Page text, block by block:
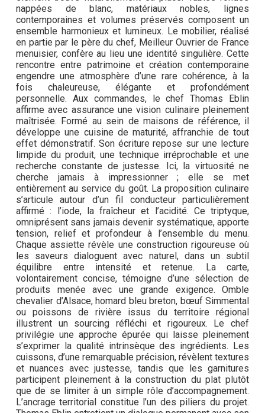
nappées de blanc, matériaux nobles, lignes
contemporaines et volumes préservés composent un
ensemble harmonieux et lumineux. Le mobilier, réalisé
en partie par le père du chef, Meilleur Ouvrier de France
menuisier, confère au lieu une identité singulière. Cette
rencontre entre patrimoine et création contemporaine
engendre une atmosphère d’une rare cohérence, à la
fois chaleureuse, élégante et profondément
personnelle. Aux commandes, le chef Thomas Eblin
affirme avec assurance une vision culinaire pleinement
maîtrisée. Formé au sein de maisons de référence, il
développe une cuisine de maturité, affranchie de tout
effet démonstratif. Son écriture repose sur une lecture
limpide du produit, une technique irréprochable et une
recherche constante de justesse. Ici, la virtuosité ne
cherche jamais à impressionner ; elle se met
entièrement au service du goût. La proposition culinaire
s’articule autour d’un fil conducteur particulièrement
affirmé : l’iode, la fraîcheur et l’acidité. Ce triptyque,
omniprésent sans jamais devenir systématique, apporte
tension, relief et profondeur à l’ensemble du menu.
Chaque assiette révèle une construction rigoureuse où
les saveurs dialoguent avec naturel, dans un subtil
équilibre entre intensité et retenue. La carte,
volontairement concise, témoigne d’une sélection de
produits menée avec une grande exigence. Omble
chevalier d’Alsace, homard bleu breton, bœuf Simmental
ou poissons de rivière issus du territoire régional
illustrent un sourcing réfléchi et rigoureux. Le chef
privilégie une approche épurée qui laisse pleinement
s’exprimer la qualité intrinsèque des ingrédients. Les
cuissons, d’une remarquable précision, révèlent textures
et nuances avec justesse, tandis que les garnitures
participent pleinement à la construction du plat plutôt
que de se limiter à un simple rôle d’accompagnement.
L’ancrage territorial constitue l’un des piliers du projet.